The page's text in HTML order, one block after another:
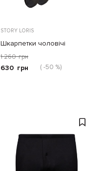
STORY LORIS
Шкарпетки чоловічі
1 260 грн
630 грн ( -50 %)